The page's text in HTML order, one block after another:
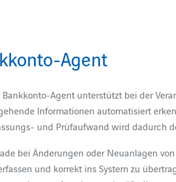
Agent
Bankkonto‑Agent unterstützt bei der
Informationen automatisiert
und Prüfaufwand wird dadurch
bei Änderungen oder Neuanlagen
und korrekt ins System zu